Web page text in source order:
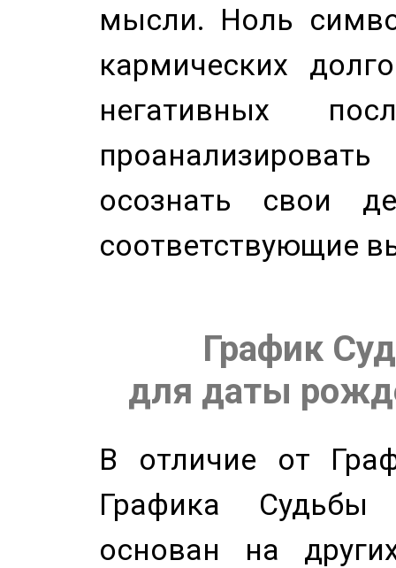
мысли. Ноль
кармических
негативных
осознать свои
соответствующие
График
для даты
В отличие от
Графика
основан на